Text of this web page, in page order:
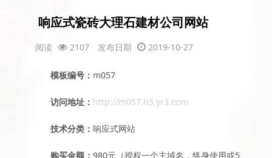
响应式瓷砖大理石建材公司网站
阅读 2107 发布日期 2019-10-27
模板编号： m057
访问地址： http://m057.h5.yr3.com
技术分类： 响应式网站
购买金额： 980元（授权一个主域名，终身使用或5